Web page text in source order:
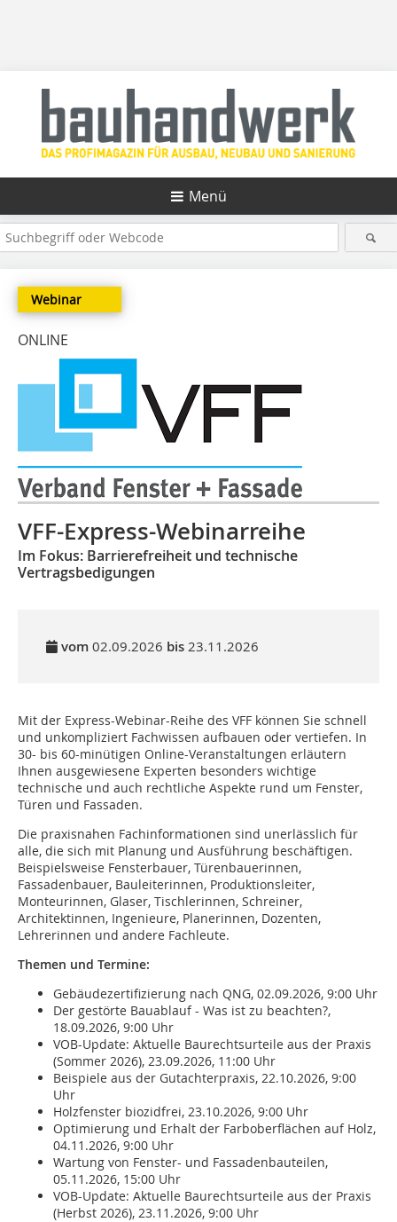
Menü
Webinar
ONLINE
VFF-Express-Webinarreihe
Im Fokus: Barrierefreiheit und technische
Vertragsbedigungen
vom 02.09.2026 bis 23.11.2026
Mit der Express-Webinar-Reihe des VFF können Sie schnell
und unkompliziert Fachwissen aufbauen oder vertiefen. In
30- bis 60-minütigen Online-Veranstaltungen erläutern
Ihnen ausgewiesene Experten besonders wichtige
technische und auch rechtliche Aspekte rund um Fenster,
Türen und Fassaden.
Die praxisnahen Fachinformationen sind unerlässlich für
alle, die sich mit Planung und Ausführung beschäftigen.
Beispielsweise Fensterbauer, Türenbauerinnen,
Fassadenbauer, Bauleiterinnen, Produktionsleiter,
Monteurinnen, Glaser, Tischlerinnen, Schreiner,
Architektinnen, Ingenieure, Planerinnen, Dozenten,
Lehrerinnen und andere Fachleute.
Themen und Termine:
Gebäudezertifizierung nach QNG, 02.09.2026, 9:00 Uhr
Der gestörte Bauablauf - Was ist zu beachten?,
18.09.2026, 9:00 Uhr
VOB-Update: Aktuelle Baurechtsurteile aus der Praxis
(Sommer 2026), 23.09.2026, 11:00 Uhr
Beispiele aus der Gutachterpraxis, 22.10.2026, 9:00
Uhr
Holzfenster biozidfrei, 23.10.2026, 9:00 Uhr
Optimierung und Erhalt der Farboberflächen auf Holz,
04.11.2026, 9:00 Uhr
Wartung von Fenster- und Fassadenbauteilen,
05.11.2026, 15:00 Uhr
VOB-Update: Aktuelle Baurechtsurteile aus der Praxis
(Herbst 2026), 23.11.2026, 9:00 Uhr